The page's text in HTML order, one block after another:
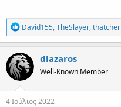
R
e
a
c
t
i
o
n
s
David155,TheSlayer,thatcher
dlazaros
Well-Known Member
4 Ιούλιος 2022